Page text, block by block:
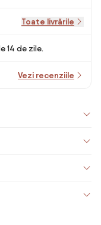
Toate livrările
14 de zile.
Vezi recenziile